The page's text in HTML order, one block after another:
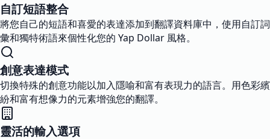
自訂短語整合
將您自己的短語和喜愛的表達添加到翻譯資料庫中，使用自訂詞
彙和獨特術語來個性化您的 Yap Dollar 風格。
創意表達模式
切換特殊的創意功能以加入隱喻和富有表現力的語言。用色彩繽
紛和富有想像力的元素增強您的翻譯。
靈活的輸入選項